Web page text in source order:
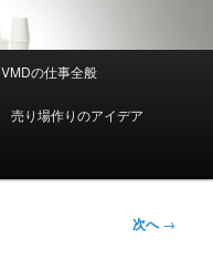
VMDの仕事全般
売り場作りのアイデア
次へ→